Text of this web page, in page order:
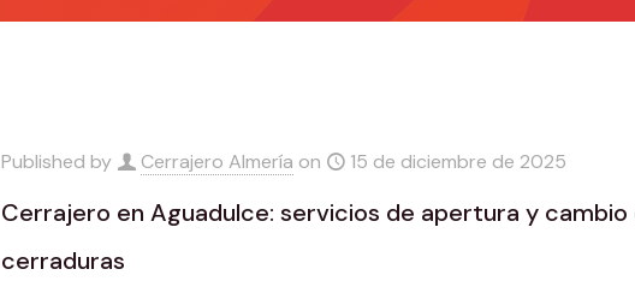
Published by Cerrajero Almería on 15 de diciembre de 2025
Cerrajero en Aguadulce: servicios de apertura y cambio
cerraduras